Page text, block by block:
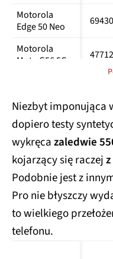
Motorola
Edge 50 Neo
Motorola
Moto G56 5G
Motorola
ThinkPhone25
Nothing
Phone (2a)
Nothing
Phone (3a)
Nubia Air
Niezbyt imponująca
dopiero testy
wykręcazaledwie
kojarzący się raczej
Podobnie jest z
Pro nie błyszczy
to wielkiego
telefonu.